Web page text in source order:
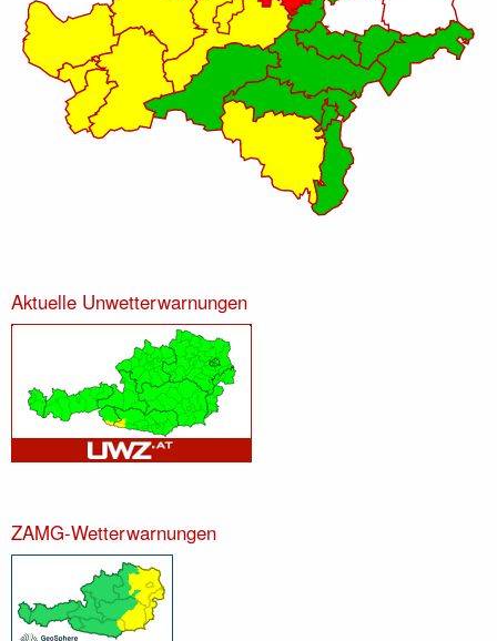
Aktuelle Unwetterwarnungen
ZAMG-Wetterwarnungen